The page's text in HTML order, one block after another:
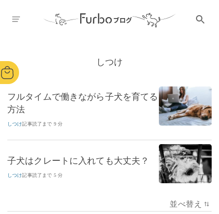
しつけ
しつけ記事読了まで 9 分
フルタイムで働きながら子犬を育てる
方法
しつけ記事読了まで 5 分
子犬はクレートに入れても大丈夫？
並べ替え